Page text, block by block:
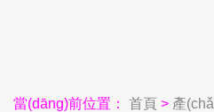
當(dāng)前位置： 首頁 > 產